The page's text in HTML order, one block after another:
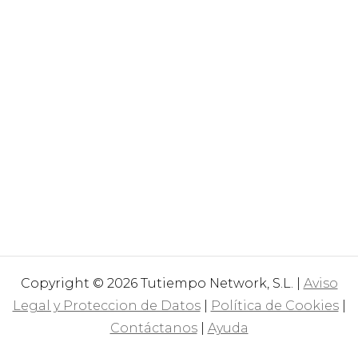
Copyright © 2026 Tutiempo Network, S.L. | Aviso
Legal y Proteccion de Datos| Política de Cookies|
Contáctanos| Ayuda